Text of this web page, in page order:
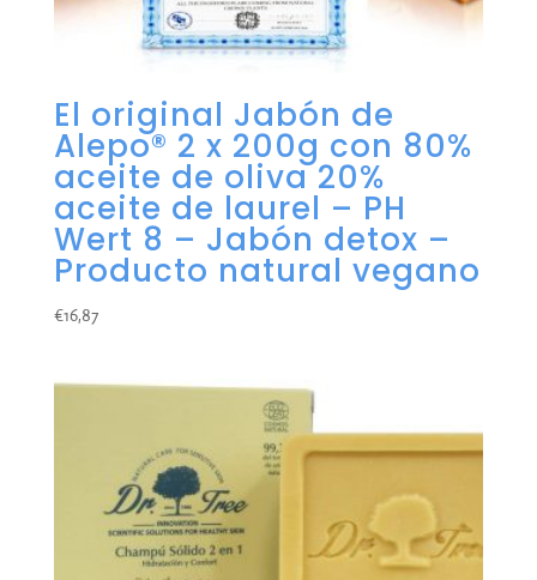
El original Jabón de
Alepo® 2 x 200g con 80%
aceite de oliva 20%
aceite de laurel – PH
Wert 8 – Jabón detox –
Producto natural vegano
€16,87